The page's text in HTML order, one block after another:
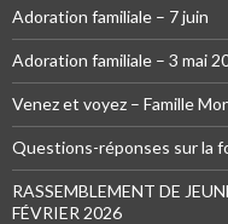
Adoration familiale – 7 juin
Adoration familiale – 3 mai
Venez et voyez – Famille
Questions-réponses sur la
RASSEMBLEMENT DE
FÉVRIER 2026